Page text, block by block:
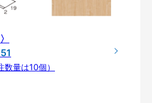
量は10個）